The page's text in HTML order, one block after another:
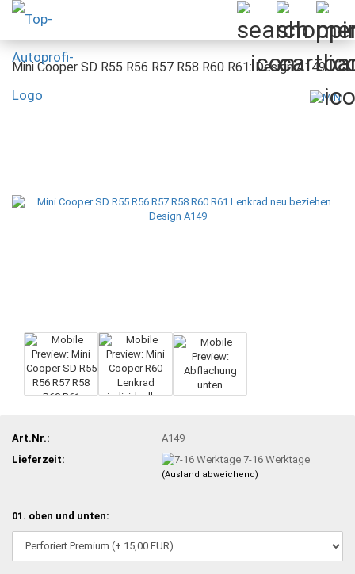
Mini Cooper SD R55 R56 R57 R58 R60 R61: Design A149
Art.Nr.:
A149
Lieferzeit:
7-16 Werktage
(Ausland abweichend)
01. oben und unten: